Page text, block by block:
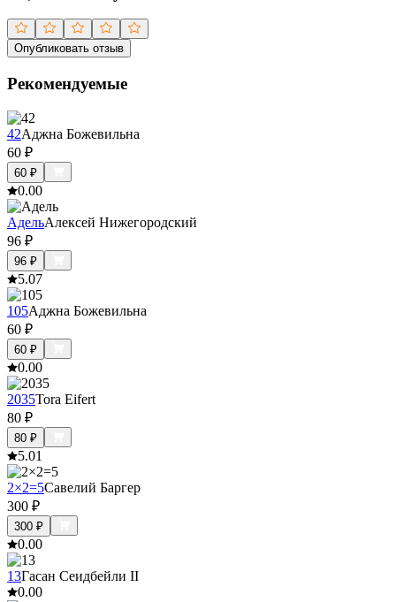
Опубликовать отзыв
Рекомендуемые
42Аджна Божевильна
60 ₽
60 ₽
0.00
АдельАлексей Нижегородский
96 ₽
96 ₽
5.07
105Аджна Божевильна
60 ₽
60 ₽
0.00
2035Tora Eifert
80 ₽
80 ₽
5.01
2×2=5Савелий Баргер
300 ₽
300 ₽
0.00
13Гасан Сеидбейли II
0.00